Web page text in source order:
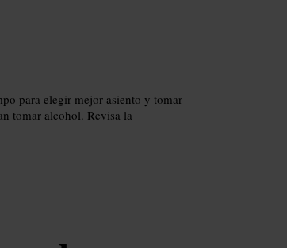
para elegir mejor asiento y tomar
tomar alcohol. Revisa la